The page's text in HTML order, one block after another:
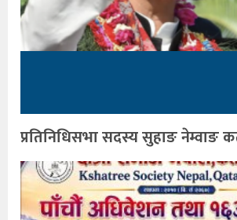
प्रतिनिधिसभा सदस्य सुहाङ नेम्वाङ